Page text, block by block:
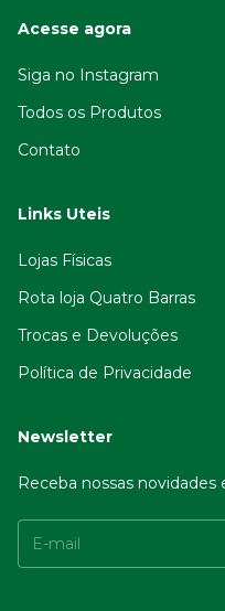
Acesse agora
Siga no Instagram
Todos os Produtos
Contato
Links Uteis
Lojas Físicas
Rota loja Quatro Barras
Trocas e Devoluções
Política de Privacidade
Newsletter
Receba nossas